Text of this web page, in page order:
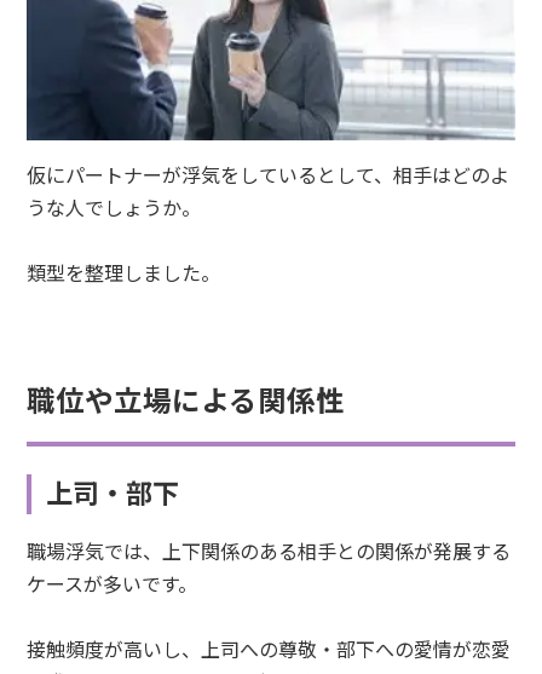
仮にパートナーが浮気をしているとして、相手はどのよ
うな人でしょうか。
類型を整理しました。
職位や立場による関係性
上司・部下
職場浮気では、上下関係のある相手との関係が発展する
ケースが多いです。
接触頻度が高いし、上司への尊敬・部下への愛情が恋愛